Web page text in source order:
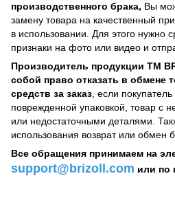
производственного брака, Вы
замену товара на качественный
в использовании. Для этого нужно
признаки на фото или видео и
Производитель продукции ТМ
собой право отказать в обмене
средств за заказ, если
поврежденной упаковкой, товар с
или недостаточными деталями.
использования возврат или обмен
Все обращения принимаем на
support@brizoll.com или по